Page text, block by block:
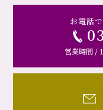
お電話
営業時間 /